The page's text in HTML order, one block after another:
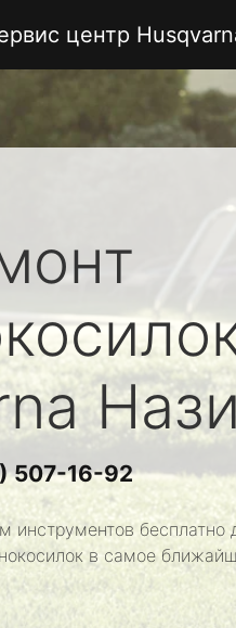
центр
507-16-92
бесплатно
в самое